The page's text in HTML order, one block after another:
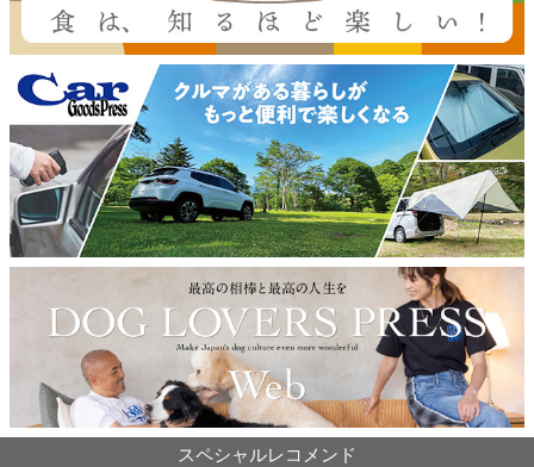
スペシャルレコメンド